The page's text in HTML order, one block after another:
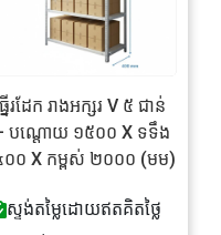
ើរដែក រាងអក្សរ V ៥ ជាន់
បណ្តោយ ១៥០០ X ទទឹង
០០ X កម្ពស់ ២០០០ (មម)
ស្ទង់តម្លៃដោយឥតគិតថ្លៃ